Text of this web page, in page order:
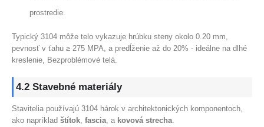
prostredie.
Typický 3104 môže telo vykazuje hrúbku steny okolo 0.20 mm,
pevnosť v ťahu ≥ 275 MPA, a predĺženie až do 20% - ideálne na dlhé
kreslenie, Bezproblémové telá.
4.2 Stavebné materiály
Stavitelia používajú 3104 hárok v architektonických komponentoch,
ako napríklad štítok fascia , a kovová strecha